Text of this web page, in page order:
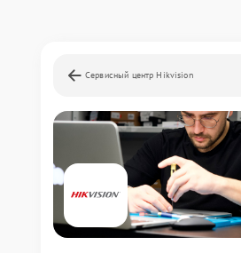
Сервисный центр Hikvision